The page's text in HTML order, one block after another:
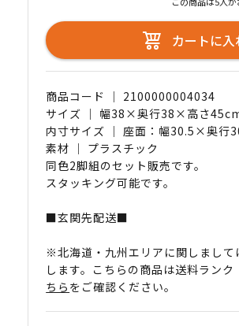
カートに入
商品コード ｜ 2100000004034
サイズ ｜ 幅38×奥行38×高さ
内寸サイズ ｜ 座面：幅30.5×奥行
素材 ｜ プラスチック
同色2脚組のセット販売です。
スタッキング可能です。
■玄関先配送■
※北海道・九州エリアに関しまして
します。こちらの商品は送料ラン
ちら をご確認ください。